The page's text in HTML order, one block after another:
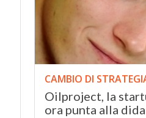
CAMBIO DI
Oilproject, la
ora punta alla